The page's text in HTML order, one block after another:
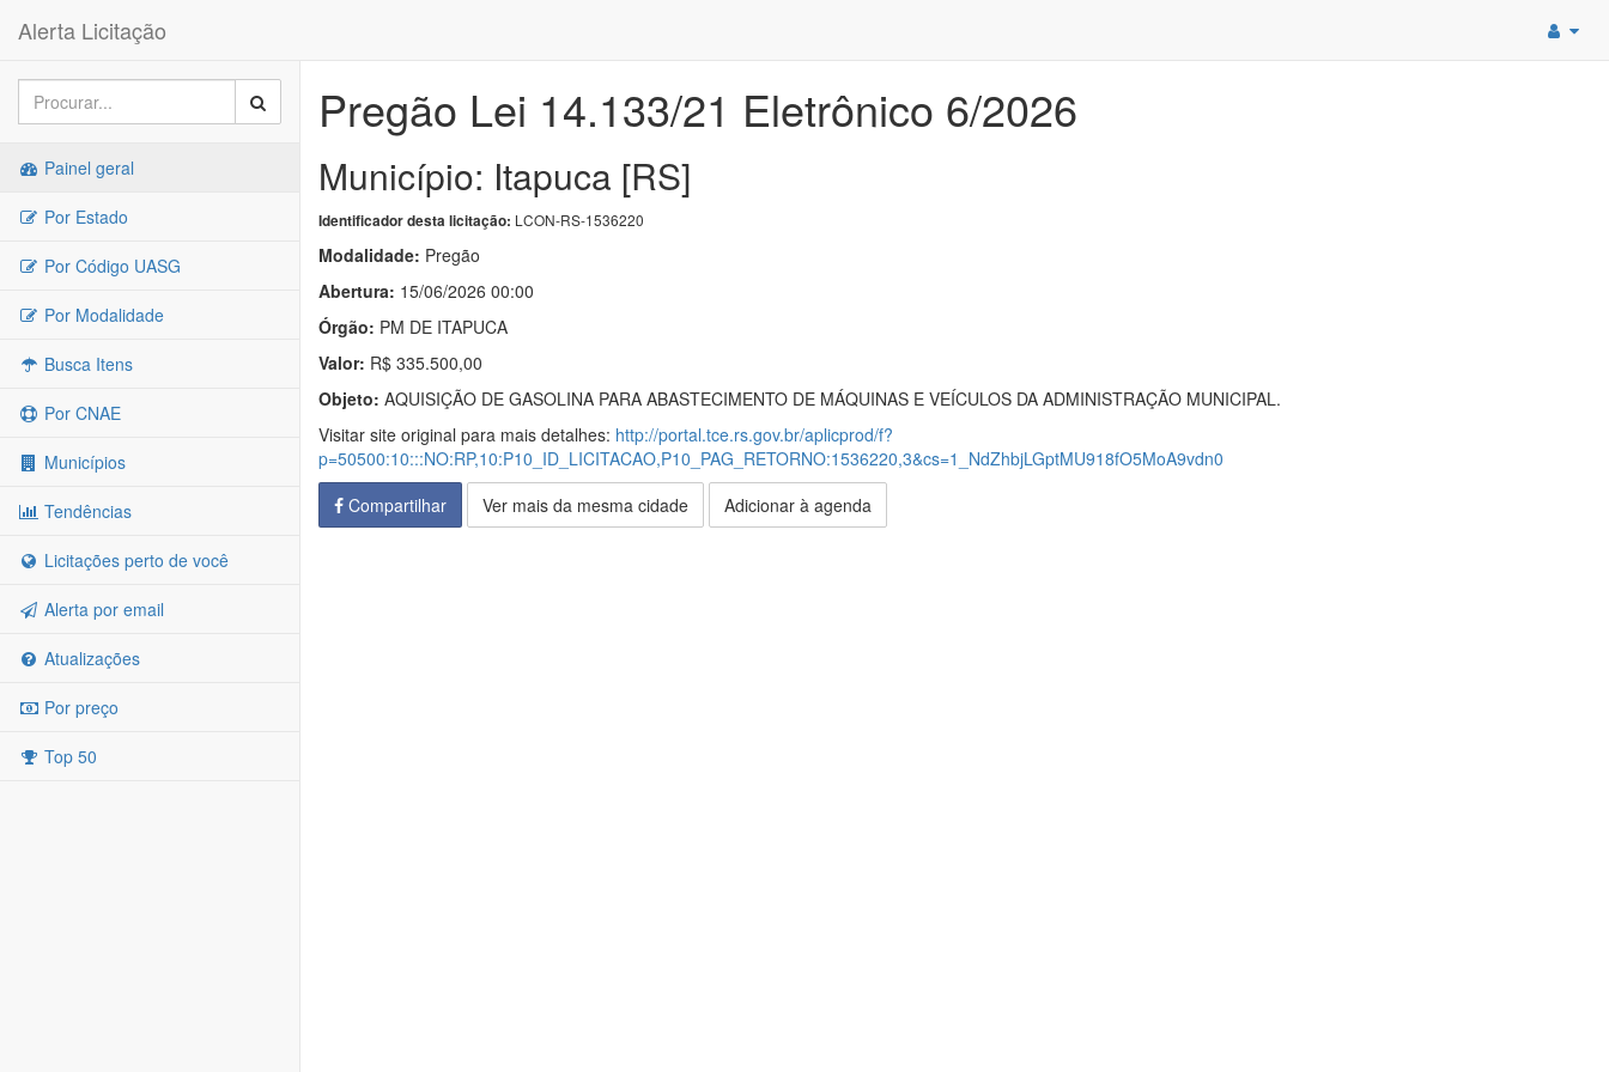
Alerta Licitação
Painel geral
Por Estado
Por Código UASG
Por Modalidade
Busca Itens
Por CNAE
Municípios
Tendências
Licitações perto de você
Alerta por email
Atualizações
Por preço
Top 50
Pregão Lei 14.133/21 Eletrônico 6/2026
Município: Itapuca [RS]
Identificador desta licitação: LCON-RS-1536220
Modalidade: Pregão
Abertura: 15/06/2026 00:00
Órgão: PM DE ITAPUCA
Valor: R$ 335.500,00
Objeto: AQUISIÇÃO DE GASOLINA PARA ABASTECIMENTO DE MÁQUINAS E VEÍCULOS DA ADMINISTRAÇÃO MUNICIPAL.
Visitar site original para mais detalhes: http://portal.tce.rs.gov.br/aplicprod/f?
p=50500:10:::NO:RP,10:P10_ID_LICITACAO,P10_PAG_RETORNO:1536220,3&cs=1_NdZhbjLGptMU918fO5MoA9vdn0
Compartilhar
Ver mais da mesma cidade Adicionar à agenda